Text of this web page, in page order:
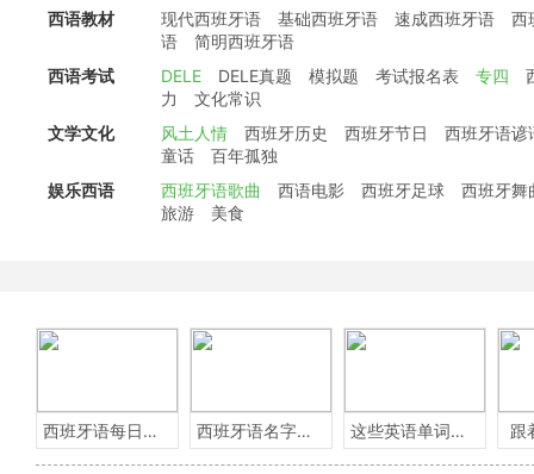
西语教材
现代西班牙语 基础西班牙语 速成西班牙语
西
语
简明西班牙语
西语考试
DELE DELE真题 模拟题 考试报名表 专四
力
文化常识
文学文化
风土人情 西班牙历史 西班牙节日
西班牙语谚
童话
百年孤独
娱乐西语
西班牙语歌曲 西语电影 西班牙足球
西班牙舞
旅游
美食
西班牙语每日一句 西班牙语名字含义 这些英语单词用西班牙语怎么说？ 跟